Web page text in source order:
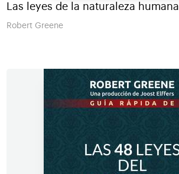
Las leyes de la naturaleza humana
Robert Greene